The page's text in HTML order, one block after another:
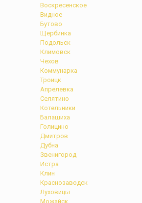
Воскресенское
Видное
Бутово
Щербинка
Подольск
Климовск
Чехов
Коммунарка
Троицк
Апрелевка
Селятино
Котельники
Балашиха
Голицино
Дмитров
Дубна
Звенигород
Истра
Клин
Краснозаводск
Луховицы
Можайск